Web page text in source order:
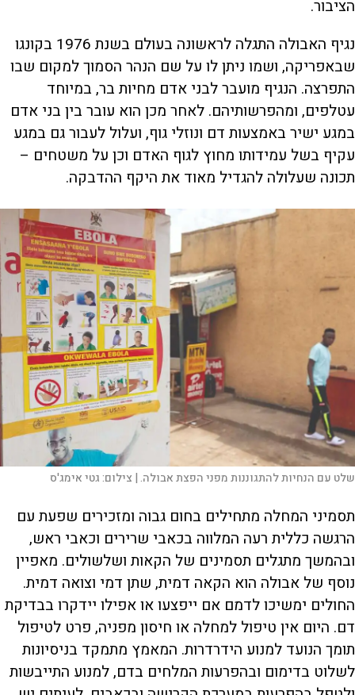
הציבור.
נגיף האבולה התגלה לראשונה בעולם בשנת 1976 בקונגו
שבאפריקה, ושמו ניתן לו על שם הנהר הסמוך למקום שבו
התפרצה. הנגיף מועבר לבני אדם מחיות בר, במיוחד
עטלפים, ומהפרשותיהם. לאחר מכן הוא עובר בין בני אדם
במגע ישיר באמצעות דם ונוזלי גוף, ועלול לעבור גם במגע
עקיף בשל עמידותו מחוץ לגוף האדם וכן על משטחים –
תכונה שעלולה להגדיל מאוד את היקף ההדבקה.
שלט עם הנחיות להתגוננות מפני הפצת אבולה. | צילום:גטי אימג'ס
תסמיני המחלה מתחילים בחום גבוה ומזכירים שפעת עם
הרגשה כללית רעה המלווה בכאבי שרירים וכאבי ראש,
ובהמשך מתגלים תסמינים של הקאות ושלשולים. מאפיין
נוסף של אבולה הוא הקאה דמית, שתן דמי וצואה דמית.
החולים ימשיכו לדמם אם ייפצעו או אפילו יידקרו בבדיקת
דם. היום אין טיפול למחלה או חיסון מפניה, פרט לטיפול
תומך הנועד למנוע הידרדרות. המאמץ מתמקד בניסיונות
לשלוט בדימום ובהפרעות המלחים בדם, למנוע התייבשות